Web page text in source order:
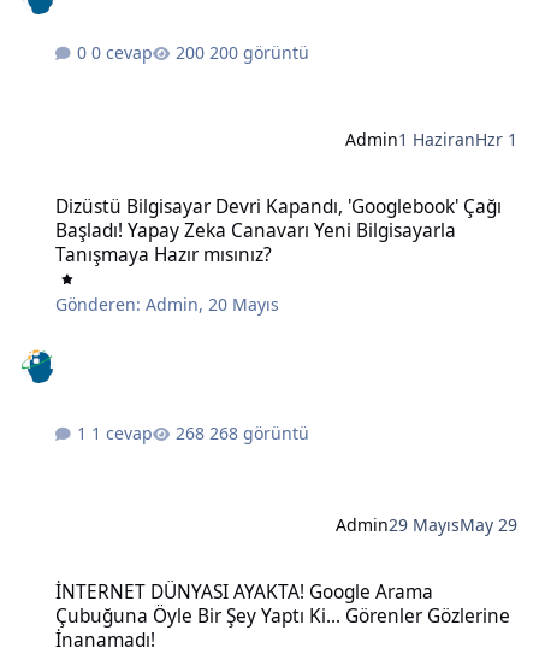
0 cevap 200 görüntü
Admin1 HaziranHzr 1
Dizüstü Bilgisayar Devri Kapandı, 'Googlebook' Çağı
Başladı! Yapay Zeka Canavarı Yeni Bilgisayarla
Tanışmaya Hazır mısınız?
Gönderen:Admin,20 Mayıs
1 cevap 268 görüntü
Admin29 MayısMay 29
İNTERNET DÜNYASI AYAKTA! Google Arama
Çubuğuna Öyle Bir Şey Yaptı Ki... Görenler Gözlerine
İnanamadı!